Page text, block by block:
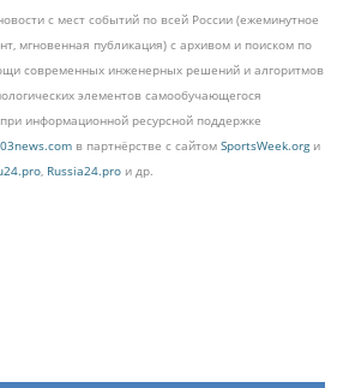
с мест событий по всей России (ежеминутное
мгновенная публикация) с архивом и поиском по
современных инженерных решений и алгоритмов
элементов самообучающегося
информационной ресурсной поддержке
в партнёрстве с сайтом SportsWeek.orgи
, Russia24.pro и др.